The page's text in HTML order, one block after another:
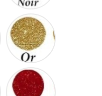
Violet
Neon
rose